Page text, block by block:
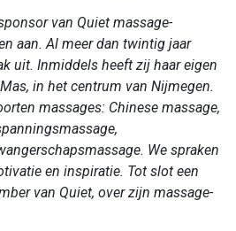
van Quiet massage-
aan. Al meer dan twintig jaar
uit. Inmiddels heeft zij haar eigen
in het centrum van Nijmegen.
massages: Chinese massage,
We spraken
en inspiratie. Tot slot een
van Quiet, over zijn massage-